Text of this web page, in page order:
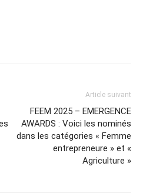
Article suivant
FEEM 2025 – EMERGENCE
AWARDS : Voici les nominés
dans les catégories « Femme
entrepreneure » et «
Agriculture »